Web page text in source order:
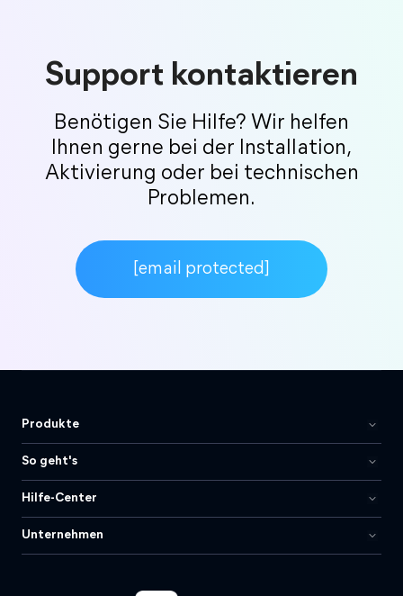
Support kontaktieren
Benötigen Sie Hilfe? Wir helfen
Ihnen gerne bei der Installation,
Aktivierung oder bei technischen
Problemen.
[email protected]
Produkte
So geht's
Hilfe-Center
Unternehmen